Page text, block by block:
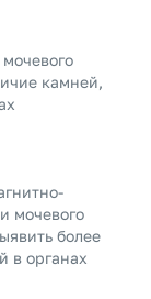
камней,
мочевого
более
в органах